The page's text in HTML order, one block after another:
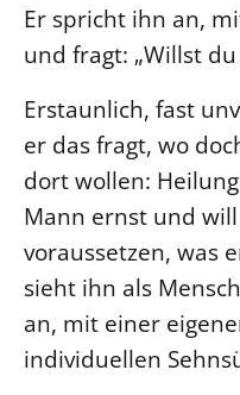
Er spricht ihn an,
und fragt: „Willst
Erstaunlich, fast
er das fragt, wo
dort wollen:
Mann ernst und
voraussetzen, was
sieht ihn als
an, mit einer
individuellen
Fundraising
IT-Service
Corporate Design
Interventionsplan
Jahresgespräche
Kantine Speiseplan
Kirchliches
Klimaschutzgesetz